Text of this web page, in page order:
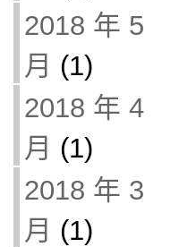
2018 年 5
月 (1)
2018 年 4
月 (1)
2018 年 3
月 (1)